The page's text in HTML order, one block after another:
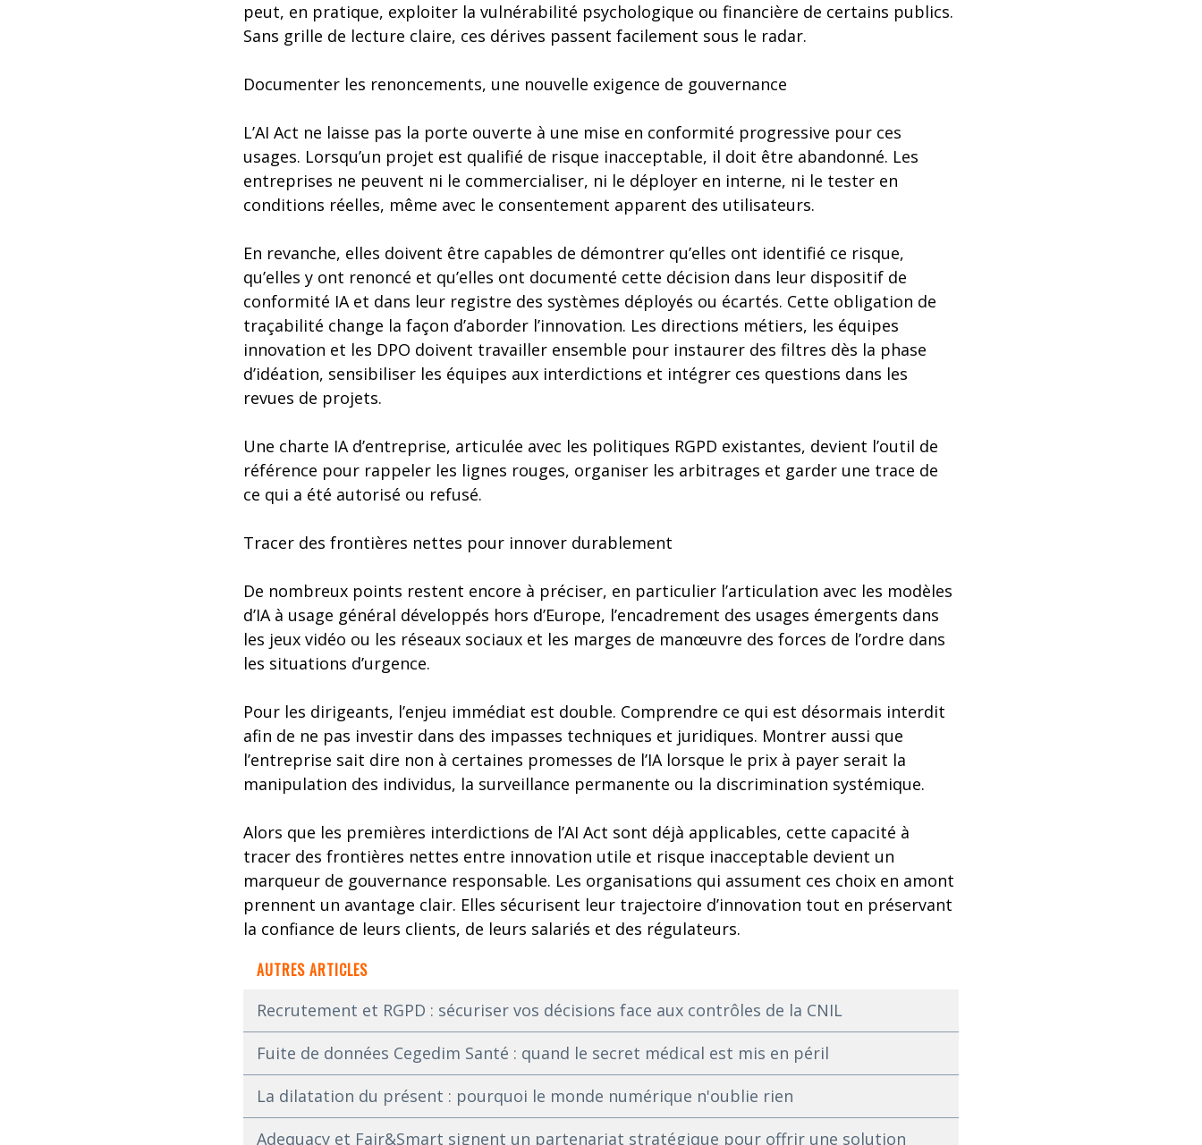
peut, en pratique, exploiter la vulnérabilité psychologique ou financière de certains publics.
Sans grille de lecture claire, ces dérives passent facilement sous le radar.
Documenter les renoncements, une nouvelle exigence de gouvernance
L’AI Act ne laisse pas la porte ouverte à une mise en conformité progressive pour ces
usages. Lorsqu’un projet est qualifié de risque inacceptable, il doit être abandonné. Les
entreprises ne peuvent ni le commercialiser, ni le déployer en interne, ni le tester en
conditions réelles, même avec le consentement apparent des utilisateurs.
En revanche, elles doivent être capables de démontrer qu’elles ont identifié ce risque,
qu’elles y ont renoncé et qu’elles ont documenté cette décision dans leur dispositif de
conformité IA et dans leur registre des systèmes déployés ou écartés. Cette obligation de
traçabilité change la façon d’aborder l’innovation. Les directions métiers, les équipes
innovation et les DPO doivent travailler ensemble pour instaurer des filtres dès la phase
d’idéation, sensibiliser les équipes aux interdictions et intégrer ces questions dans les
revues de projets.
Une charte IA d’entreprise, articulée avec les politiques RGPD existantes, devient l’outil de
référence pour rappeler les lignes rouges, organiser les arbitrages et garder une trace de
ce qui a été autorisé ou refusé.
Tracer des frontières nettes pour innover durablement
De nombreux points restent encore à préciser, en particulier l’articulation avec les modèles
d’IA à usage général développés hors d’Europe, l’encadrement des usages émergents dans
les jeux vidéo ou les réseaux sociaux et les marges de manœuvre des forces de l’ordre dans
les situations d’urgence.
Pour les dirigeants, l’enjeu immédiat est double. Comprendre ce qui est désormais interdit
afin de ne pas investir dans des impasses techniques et juridiques. Montrer aussi que
l’entreprise sait dire non à certaines promesses de l’IA lorsque le prix à payer serait la
manipulation des individus, la surveillance permanente ou la discrimination systémique.
Alors que les premières interdictions de l’AI Act sont déjà applicables, cette capacité à
tracer des frontières nettes entre innovation utile et risque inacceptable devient un
marqueur de gouvernance responsable. Les organisations qui assument ces choix en amont
prennent un avantage clair. Elles sécurisent leur trajectoire d’innovation tout en préservant
la confiance de leurs clients, de leurs salariés et des régulateurs.
AUTRES ARTICLES
Recrutement et RGPD : sécuriser vos décisions face aux contrôles de la CNIL
Fuite de données Cegedim Santé : quand le secret médical est mis en péril
La dilatation du présent : pourquoi le monde numérique n'oublie rien
Adequacy et Fair&Smart signent un partenariat stratégique pour offrir une solution